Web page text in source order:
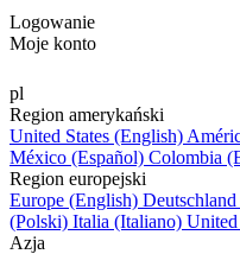
Logowanie
Moje konto
pl
Region amerykański
United States (English)
México (Español) Colombia
Region europejski
Europe (English)
(Polski) Italia (Italiano)
Azja